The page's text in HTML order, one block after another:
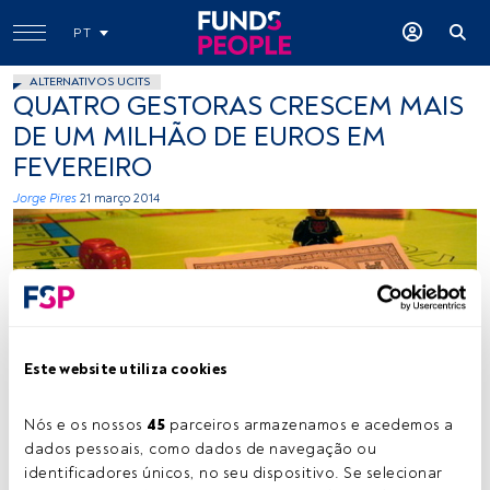
Este website utiliza cookies
Nós e os nossos 45 parceiros armazenamos e acedemos a
dados pessoais, como dados de navegação ou
identificadores únicos, no seu dispositivo. Se selecionar
PT
ALTERNATIVOS UCITS
QUATRO GESTORAS CRESCEM MAIS
DE UM MILHÃO DE EUROS EM
FEVEREIRO
Jorge Pires 21 março 2014
Tempo de leitura: 1 min.